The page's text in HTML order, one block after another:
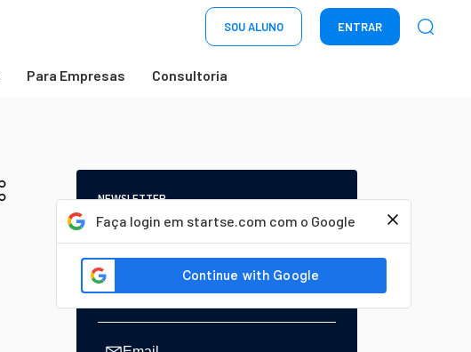
SOU ALUNO ENTRAR
Para Empresas Consultoria
Faça login em startse.com com o Google
NEWSLETTER
Start Seu dia:
A Newsletter do AGORA!